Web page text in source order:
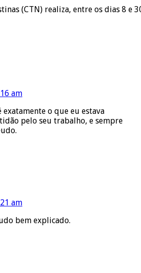
(CTN) realiza, entre os dias 8 e
am
o que eu estava
pelo seu trabalho, e sempre
am
bem explicado.